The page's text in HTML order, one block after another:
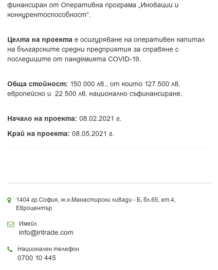
финансиран от Оперативна програма „Иновации и
конкурентоспособност“.
Целта на проекта е осигуряване на оперативен капитал
на българските средни предприятия за справяне с
последиците от пандемията COVID-19.
Обща стойност: 150 000 лв., от които 127 500 лв.
европейско и 22 500 лв. национално съфинансиране.
Начало на проекта: 08.02.2021 г.
Край на проекта: 08.05.2021 г.
1404 гр.София, ж.к.Манастирски ливади - Б, бл.65, ет.4,
Евроцентър
Имейл
info@iritrade.com
Национален телефон
0700 10 445